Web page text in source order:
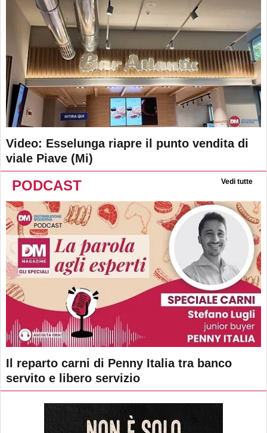
Video: Esselunga riapre il punto vendita di
viale Piave (Mi)
PODCAST Vedi tutte
Il reparto carni di Penny Italia tra banco
servito e libero servizio